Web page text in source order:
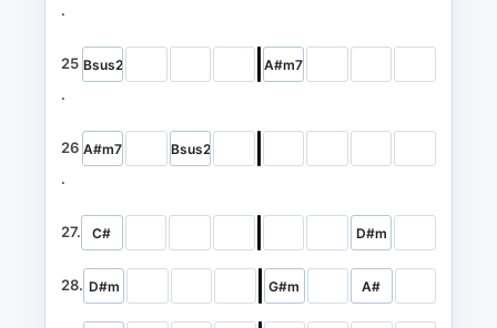
.
25
.
Bsus2 A#m7
26
.
A#m7 Bsus2
27. C# D#m
28. D#m G#m A#